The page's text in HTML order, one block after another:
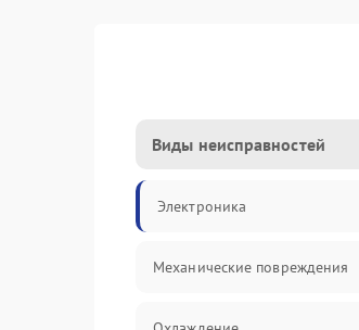
Виды неисправностей
Электроника
Механические повреждения